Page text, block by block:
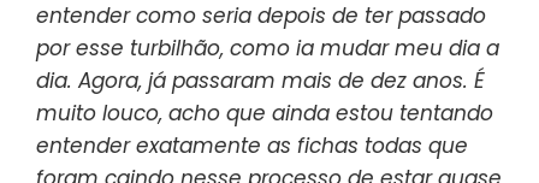
entender como seria depois de ter passado
por esse turbilhão, como ia mudar meu dia a
dia. Agora, já passaram mais de dez anos. É
muito louco, acho que ainda estou tentando
entender exatamente as fichas todas que